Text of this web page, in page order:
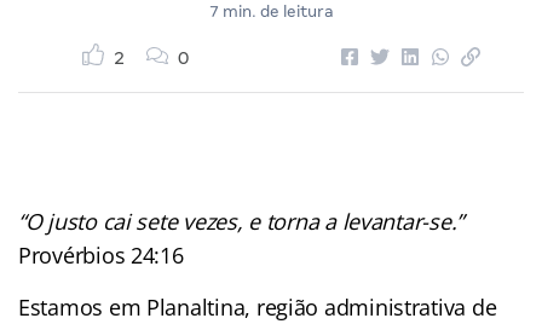
7 min. de leitura
2 0
“O justo cai sete vezes, e torna a levantar-se.”
Provérbios 24:16
Estamos em Planaltina, região administrativa de